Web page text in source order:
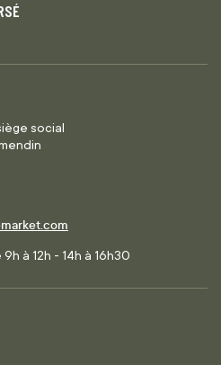
social
à 12h - 14h à 16h30